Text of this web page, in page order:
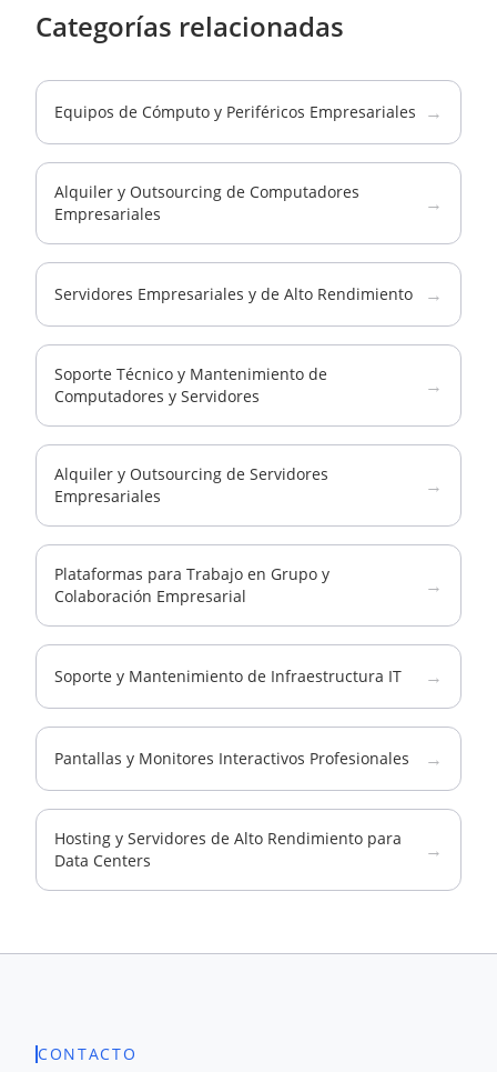
Categorías relacionadas
Equipos de Cómputo y Periféricos Empresariales →
Alquiler y Outsourcing de Computadores
Empresariales
→
Servidores Empresariales y de Alto Rendimiento →
Soporte Técnico y Mantenimiento de
Computadores y Servidores
→
Alquiler y Outsourcing de Servidores
Empresariales
→
Plataformas para Trabajo en Grupo y
Colaboración Empresarial
→
Soporte y Mantenimiento de Infraestructura IT →
Pantallas y Monitores Interactivos Profesionales →
Hosting y Servidores de Alto Rendimiento para
Data Centers
→
CONTACTO